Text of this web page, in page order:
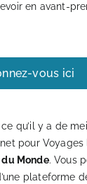
en avant-
vous ici
qu’il y a de
pour Voyages
du Monde. Vous
plateforme